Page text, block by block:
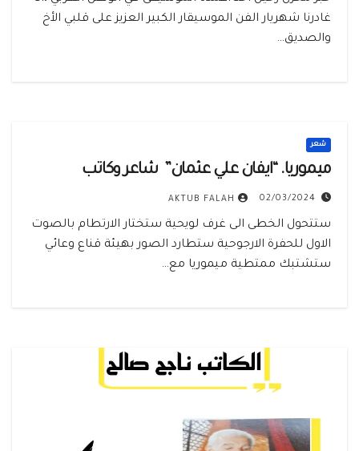
غادرنا شهريار الفن الموسيقار الكبير العزيز على قلبي الأخ
والصديق…
شعر
ميموريا. “ايفان علي عثمان” شاعر وكاتب
02/03/2024
AKTUB FALAH
ستتحول الخطى الى غرف لويحية ستختار الارتطام بالصوت
الاول للحفرة الارجوحية ستطارد الصور بهيئة قناع وعائي
ستشتبك ممتطية ميموريا مع…